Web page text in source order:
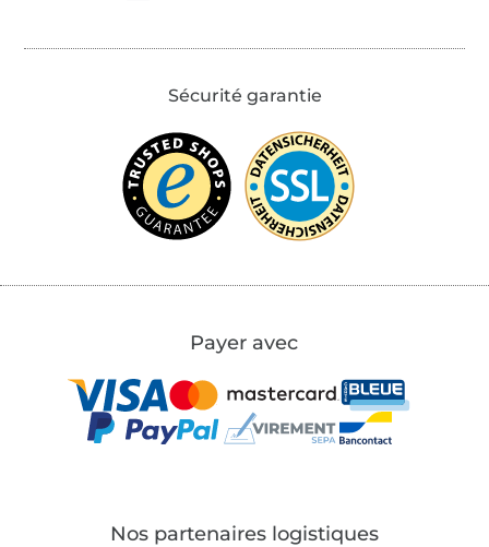
Sécurité garantie
Payer avec
Nos partenaires logistiques